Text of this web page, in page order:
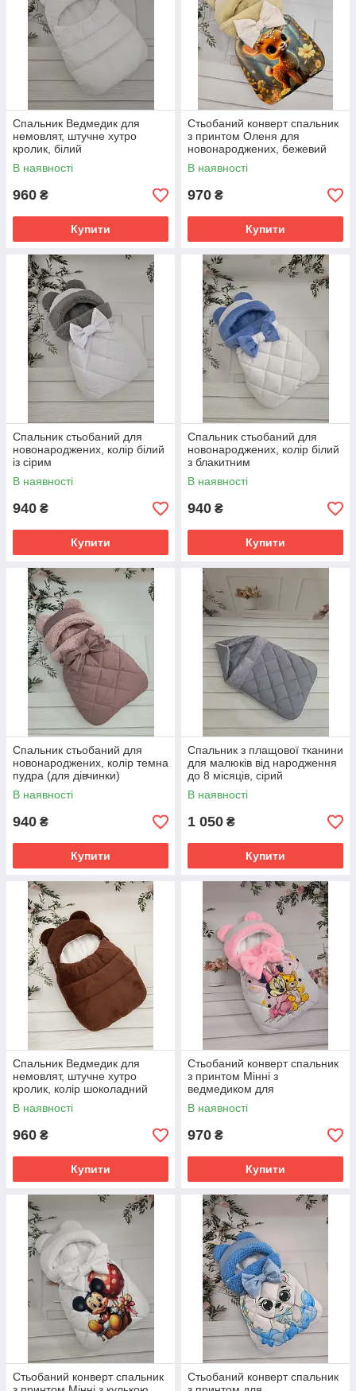
Спальник Ведмедик для
немовлят, штучне хутро
кролик, білий
В наявності
960 ₴
Купити
Стьобаний конверт спальник
з принтом Оленя для
новонароджених, бежевий
В наявності
970 ₴
Купити
Спальник стьобаний для
новонароджених, колір білий
із сірим
В наявності
940 ₴
Купити
Спальник стьобаний для
новонароджених, колір білий
з блакитним
В наявності
940 ₴
Купити
Спальник стьобаний для
новонароджених, колір темна
пудра (для дівчинки)
В наявності
940 ₴
Купити
Спальник з плащової тканини
для малюків від народження
до 8 місяців, сірий
В наявності
1 050 ₴
Купити
Спальник Ведмедик для
немовлят, штучне хутро
кролик, колір шоколадний
В наявності
960 ₴
Купити
Стьобаний конверт спальник
з принтом Мінні з
ведмедиком для
новонароджених, рожевий
В наявності
970 ₴
Купити
Стьобаний конверт спальник
Стьобаний конверт спальник